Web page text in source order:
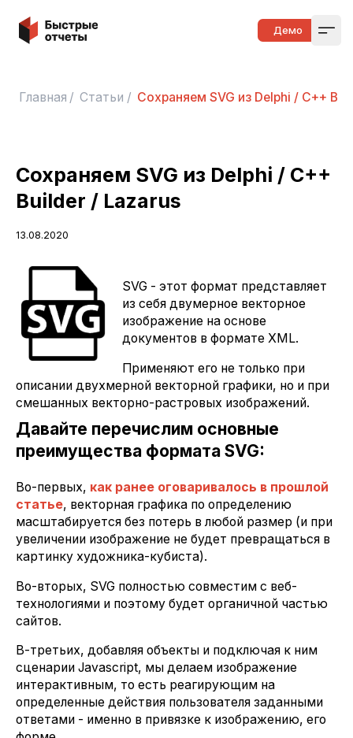
Быстрые отчеты Демо
Главная / Статьи / Сохраняем SVG из Delphi / C++
Сохраняем SVG из Delphi / C++
Builder / Lazarus
13.08.2020
SVG - этот формат представляет
из себя двумерное векторное
изображение на основе
документов в формате XML.
Применяют его не только при
описании двухмерной векторной графики, но и при
смешанных векторно-растровых изображений.
Давайте перечислим основные
преимущества формата SVG:
Во-первых, как ранее оговаривалось в прошлой
статье, векторная графика по определению
масштабируется без потерь в любой размер (и при
увеличении изображение не будет превращаться в
картинку художника-кубиста).
Во-вторых, SVG полностью совместим с веб-
технологиями и поэтому будет органичной частью
сайтов.
В-третьих, добавляя объекты и подключая к ним
сценарии Javascript, мы делаем изображение
интерактивным, то есть реагирующим на
определенные действия пользователя заданными
ответами - именно в привязке к изображению, его